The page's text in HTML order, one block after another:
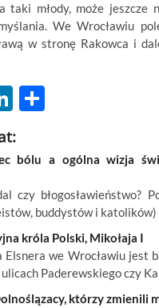
taki młody, może
We Wrocławiu
w stronę Rakowca i
Li
k
dI
n
ar
bólu a ogólna wizja
błogosławieństwo?
buddystów i
króla Polski, Mikołaja I
we Wrocławiu jest
Paderewskiego czy
którzy zmienili